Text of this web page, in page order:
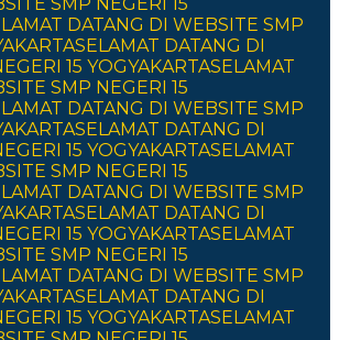
DATANG DI WEBSITE SMP
SELAMAT DATANG DI
15 YOGYAKARTASELAMAT
SMP NEGERI 15
DATANG DI WEBSITE SMP
SELAMAT DATANG DI
15 YOGYAKARTASELAMAT
SMP NEGERI 15
DATANG DI WEBSITE SMP
SELAMAT DATANG DI
15 YOGYAKARTASELAMAT
SMP NEGERI 15
DATANG DI WEBSITE SMP
SELAMAT DATANG DI
15 YOGYAKARTASELAMAT